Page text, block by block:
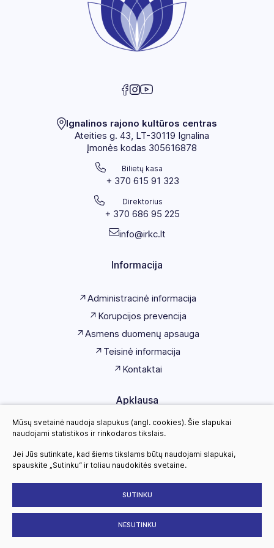
„Skambančios Ignalinos legendos“
„Ignalinos krašto tradicinių švenčių
gyvybingumo išsaugojimas ir plėtra“
Ignalinos rajono kultūros centras
Ateities g. 43, LT-30119 Ignalina
Įmonės kodas 305616878
Bilietų kasa
+ 370 615 91 323
Direktorius
+ 370 686 95 225
info@irkc.lt
Informacija
Administracinė informacija
Korupcijos prevencija
Asmens duomenų apsauga
Teisinė informacija
Kontaktai
Apklausa
Kviečiame įvertinti
Ignalinos rajono kultūros centro
Ignalinos rajono kultūros centras . Visos teisės saugomos
Mūsų svetainė naudoja slapukus (angl. cookies). Šie slapukai
naudojami statistikos ir rinkodaros tikslais.
Jei Jūs sutinkate, kad šiems tikslams būtų naudojami slapukai,
spauskite „Sutinku“ ir toliau naudokitės svetaine.
SUTINKU
NESUTINKU